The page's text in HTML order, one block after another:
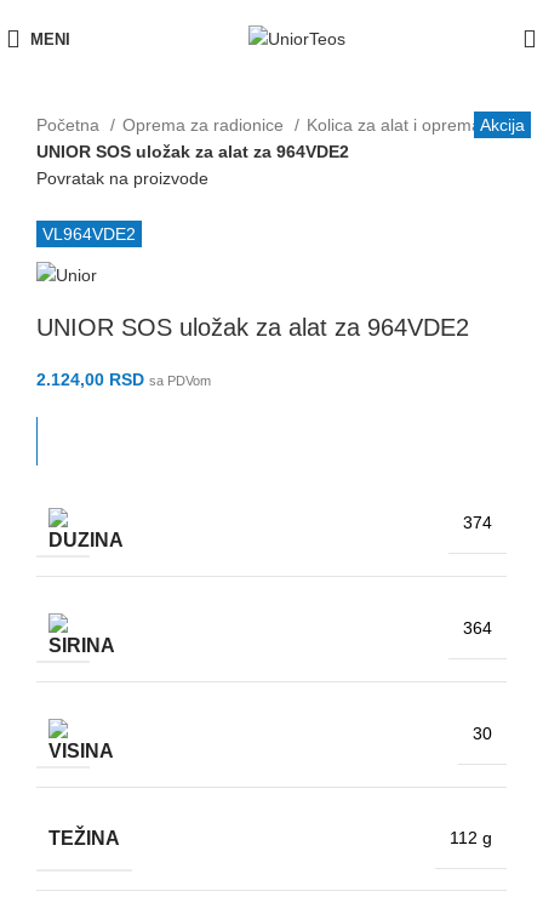
MENI
Početna Oprema za radionice
Kolica za alat i oprema
UNIOR SOS uložak za alat za 964VDE2
Povratak na proizvode
VL964VDE2
UNIOR SOS uložak za alat za 964VDE2
2.124,00 RSD sa PDVom
374
364
30
TEŽINA 112 g
Akcija